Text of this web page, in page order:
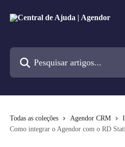
Todas as coleções Agendor CRM
Como integrar o Agendor com o RD